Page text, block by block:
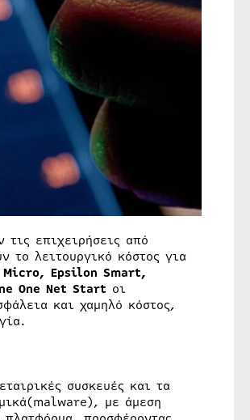
τις επιχειρήσεις από
τo λειτουργικό κόστος για
Micro, Epsilon Smart,
One Net Start οι
και χαμηλό κόστος,
συσκευές και τα
με άμεση